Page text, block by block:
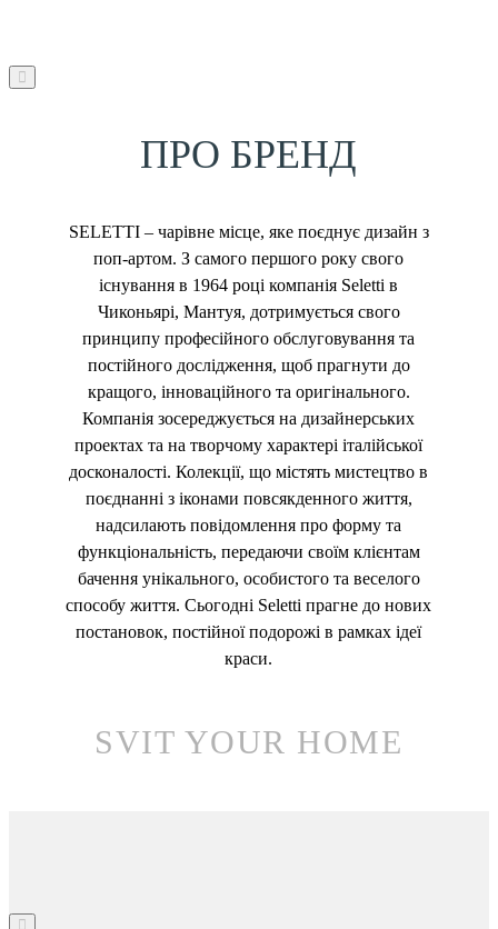
ПРО БРЕНД
SELETTI – чарівне місце, яке поєднує дизайн з
поп-артом. З самого першого року свого
існування в 1964 році компанія Seletti в
Чиконьярі, Мантуя, дотримується свого
принципу професійного обслуговування та
постійного дослідження, щоб прагнути до
кращого, інноваційного та оригінального.
Компанія зосереджується на дизайнерських
проектах та на творчому характері італійської
досконалості. Колекції, що містять мистецтво в
поєднанні з іконами повсякденного життя,
надсилають повідомлення про форму та
функціональність, передаючи своїм клієнтам
бачення унікального, особистого та веселого
способу життя. Сьогодні Seletti прагне до нових
постановок, постійної подорожі в рамках ідеї
краси.
SVIT YOUR HOME